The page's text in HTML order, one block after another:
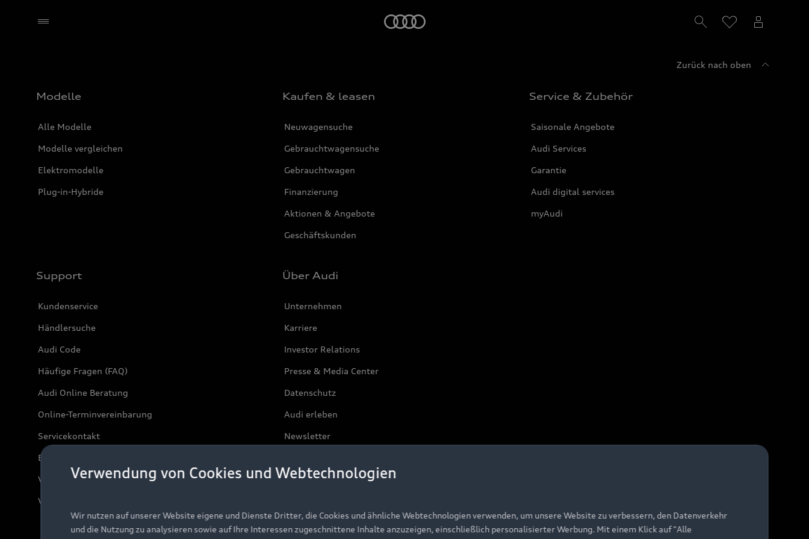
Zurück nach oben
Modelle
Alle Modelle
Modelle vergleichen
Elektromodelle
Plug-in-Hybride
Kaufen & leasen
Neuwagensuche
Gebrauchtwagensuche
Gebrauchtwagen
Finanzierung
Aktionen & Angebote
Geschäftskunden
Service & Zubehör
Saisonale Angebote
Audi Services
Garantie
Audi digital services
myAudi
Support
Kundenservice
Händlersuche
Audi Code
Häufige Fragen (FAQ)
Audi Online Beratung
Online-Terminvereinbarung
Servicekontakt
Bordbuch & Bedienungsanleitungen
Verträge kündigen
Vertrag widerrufen
Über Audi
Unternehmen
Karriere
Investor Relations
Presse & Media Center
Datenschutz
Audi erleben
Newsletter
Verwendung von Cookies und Webtechnologien
Wir nutzen auf unserer Website eigene und Dienste Dritter, die Cookies und ähnliche Webtechnologien verwenden, um unsere Website zu verbessern, den Datenverkehr
und die Nutzung zu analysieren sowie auf Ihre Interessen zugeschnittene Inhalte anzuzeigen, einschließlich personalisierter Werbung. Mit einem Klick auf "Alle